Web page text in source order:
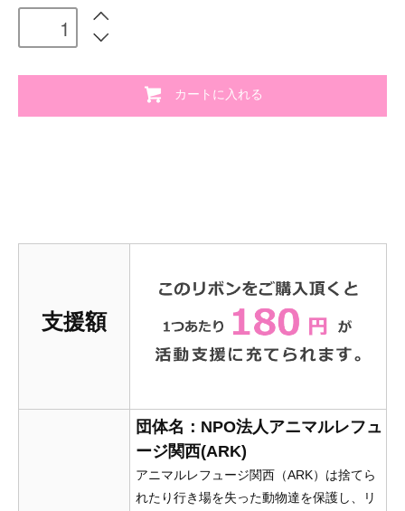
カートに入れる
支援額
団体名：NPO法人アニマルレフュ
ージ関西(ARK)
アニマルレフュージ関西（ARK）は捨てら
れたり行き場を失った動物達を保護し、リ